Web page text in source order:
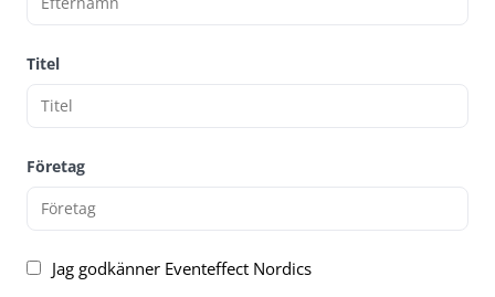
Titel
Företag
Jag godkänner Eventeffect Nordics